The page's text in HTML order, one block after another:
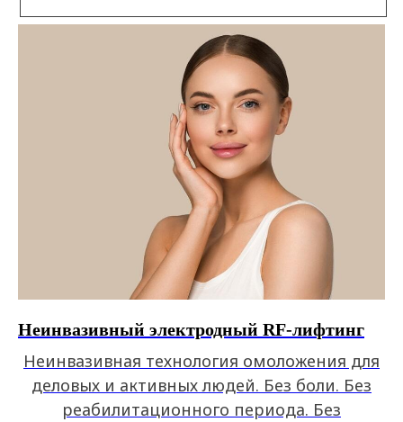
Неинвазивный электродный RF-лифтинг
Неинвазивная технология омоложения для
деловых и активных людей. Без боли. Без
реабилитационного периода. Без